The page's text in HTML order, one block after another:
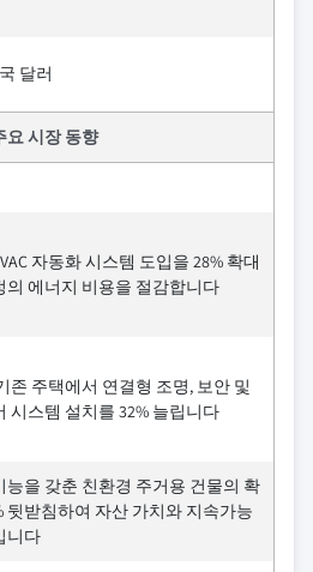
달러
요 시장 동향
자동화 시스템 도입을 28% 확대
의 에너지 비용을 절감합니다
존 주택에서 연결형 조명, 보안 및
시스템 설치를 32% 늘립니다
능을 갖춘 친환경 주거용 건물의 확
뒷받침하여 자산 가치와 지속가능
니다